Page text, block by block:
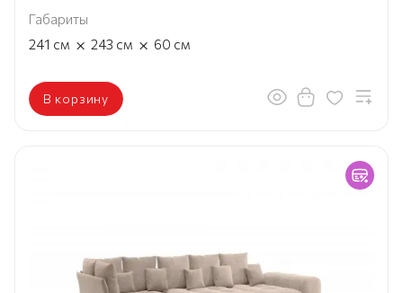
Габариты
241 см × 243 см × 60 см
В корзину